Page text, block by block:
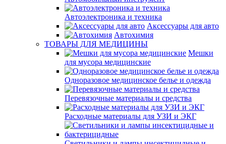
Автоэлектроника и техника
Аксессуары для авто
Автохимия
ТОВАРЫ ДЛЯ МЕДИЦИНЫ
Мешки
для мусора медицинские
Одноразовое медицинское белье и одежда
Перевязочные материалы и средства
Расходные материалы для УЗИ и ЭКГ